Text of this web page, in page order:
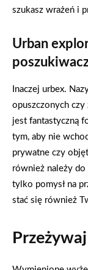
szukasz wrażeń i
Urban
Inaczej urbex.
opuszczonych
jest fantastyczną
tym, aby nie
prywatne czy
również należy
tylko pomysł na
stać się również